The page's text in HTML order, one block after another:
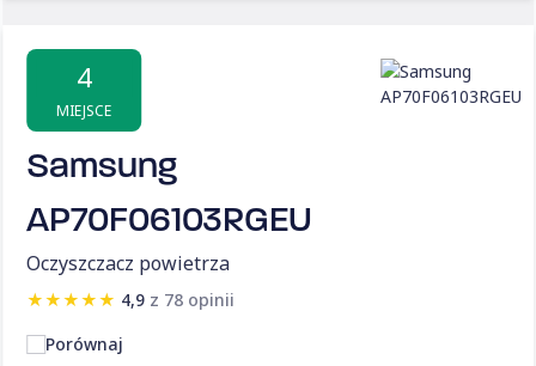
4
MIEJSCE
Samsung
AP70F06103RGEU
Oczyszczacz powietrza
★★★★★ 4,9 z 78 opinii
Porównaj